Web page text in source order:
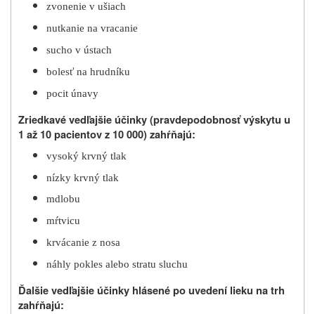
zvonenie v ušiach
nutkanie na vracanie
sucho v ústach
bolesť na hrudníku
pocit únavy
Zriedkavé vedľajšie účinky (pravdepodobnosť výskytu u
1 až 10 pacientov z 10 000) zahŕňajú:
vysoký krvný tlak
nízky krvný tlak
mdlobu
mŕtvicu
krvácanie z nosa
náhly pokles alebo stratu sluchu
Ďalšie vedľajšie účinky hlásené po uvedení lieku na trh
zahŕňajú: